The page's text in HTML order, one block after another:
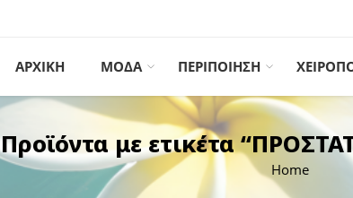
ΑΡΧΙΚΗ ΜΟΔΑ ΠΕΡΙΠΟΙΗΣΗ
Προϊόντα με ετικέτα
Home